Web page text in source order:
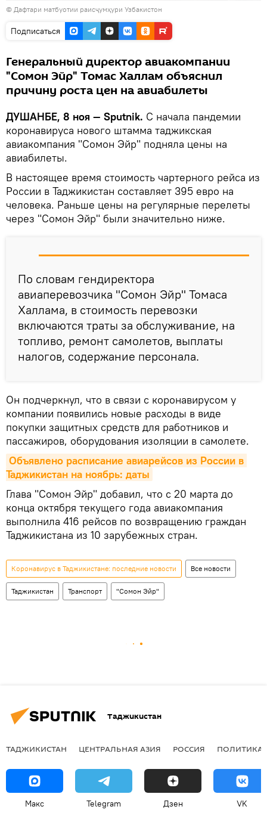
© Дафтари матбуотии раисҷумҳури Узбакистон
Подписаться
Генеральный директор авиакомпании
"Сомон Эйр" Томас Халлам объяснил
причину роста цен на авиабилеты
ДУШАНБЕ, 8 ноя — Sputnik. С начала пандемии
коронавируса нового штамма таджикская
авиакомпания "Сомон Эйр" подняла цены на
авиабилеты.
В настоящее время стоимость чартерного рейса из
России в Таджикистан составляет 395 евро на
человека. Раньше цены на регулярные перелеты
через "Сомон Эйр" были значительно ниже.
По словам гендиректора
авиаперевозчика "Сомон Эйр" Томаса
Халлама, в стоимость перевозки
включаются траты за обслуживание, на
топливо, ремонт самолетов, выплаты
налогов, содержание персонала.
Он подчеркнул, что в связи с коронавирусом у
компании появились новые расходы в виде
покупки защитных средств для работников и
пассажиров, оборудования изоляции в самолете.
Объявлено расписание авиарейсов из России в
Таджикистан на ноябрь: даты
Глава "Сомон Эйр" добавил, что с 20 марта до
конца октября текущего года авиакомпания
выполнила 416 рейсов по возвращению граждан
Таджикистана из 10 зарубежных стран.
Коронавирус в Таджикистане: последние новости Все новости
Таджикистан Транспорт "Сомон Эйр"
Таджикистан
ТАДЖИКИСТАН ЦЕНТРАЛЬНАЯ АЗИЯ РОССИЯ ПОЛИТИКА
Макс Telegram Дзен VK